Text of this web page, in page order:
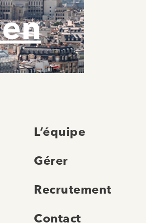
L’équipe
Gérer
Recrutement
Contact